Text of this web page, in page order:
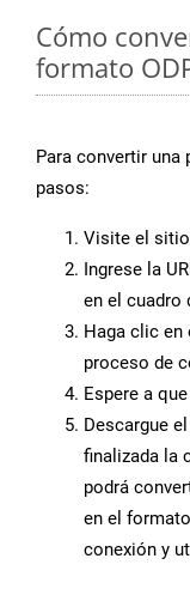
Cómo
formato
Para convertir una
pasos:
Visite el
Ingrese la
en el cuadro
Haga clic en
proceso de
Espere a
Descargue
finalizada la
podrá
en el
conexión y